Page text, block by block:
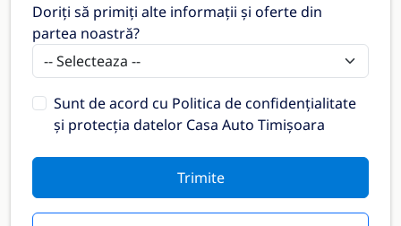
Doriți să primiți alte informații și oferte din
partea noastră?
Sunt de acord cu Politica de confidențialitate
și protecția datelor Casa Auto Timișoara
Trimite